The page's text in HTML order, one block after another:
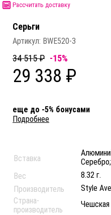
Рассчитать доставку
Серьги
Артикул: BWE520-3
34 515 ₽ -15%
29 338 ₽
еще до -5% бонусами
Подробнее
Вставка
Вес
8.32 г.
Производитель
Style
Страна-
производитель
Чешская